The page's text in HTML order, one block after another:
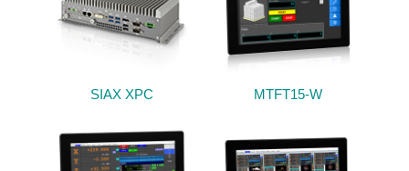
SIAX XPC MTFT15-W